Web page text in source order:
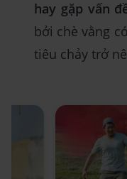
hay gặp vấn
bởi chè vằng
tiêu chảy trở